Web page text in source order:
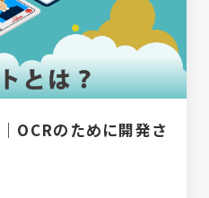
OCRのために開発さ